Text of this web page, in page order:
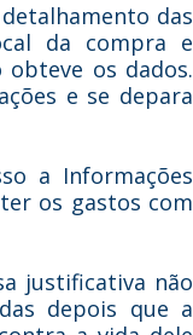
das
da compra e
os dados.
e se depara
a Informações
os gastos com
justificativa não
depois que a